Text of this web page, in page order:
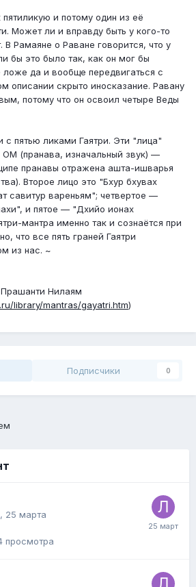
и потому один из её
Может ли и вправду быть у кого-то
В Рамаяне о Раване говорится, что у
бы это было так, как он мог бы
ложе да и вообще передвигаться с
описании скрыто иносказание. Равану
потому что он освоил четыре Веды
с пятью ликами Гаятри. Эти "лица"
(пранава, изначальный звук) —
пранавы отражена ашта-ишварья
Второе лицо это "Бхур бхувах
савитур вареньям"; четвертое —
и пятое — "Дхийо ионах
мантра именно так и сознаётся при
что все пять граней Гаятри
из нас. ~
Нилаям
library/mantras/gayatri.htm)
Подписчики 0
, 25 марта
просмотра